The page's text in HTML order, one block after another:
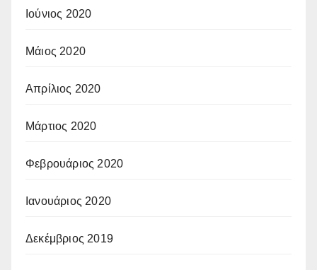
Ιούνιος 2020
Μάιος 2020
Απρίλιος 2020
Μάρτιος 2020
Φεβρουάριος 2020
Ιανουάριος 2020
Δεκέμβριος 2019